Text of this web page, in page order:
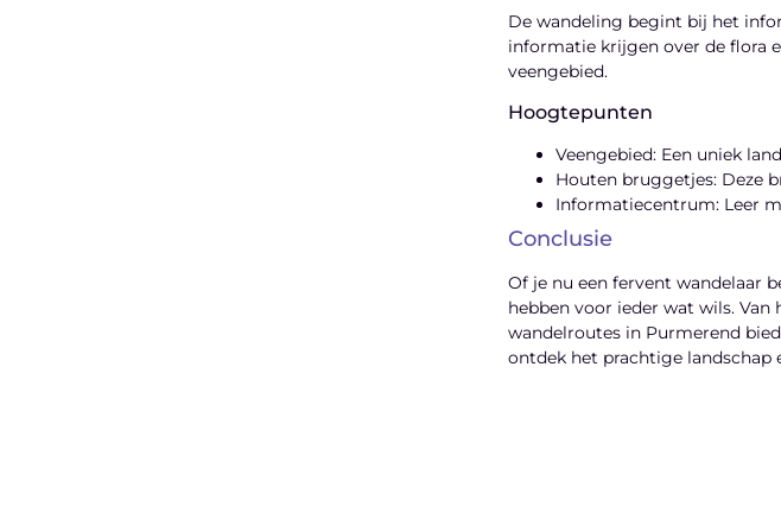
De wandeling begint bij het
informatie krijgen over de flora
veengebied.
Hoogtepunten
Veengebied: Een uniek
Houten bruggetjes: Deze
Informatiecentrum: Leer
Conclusie
Of je nu een fervent wandelaar
hebben voor ieder wat wils.
wandelroutes in Purmerend
ontdek het prachtige landschap